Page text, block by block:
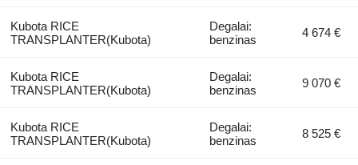
Kubota RICE
TRANSPLANTER(Kubota)
Degalai:
benzinas
4 674 €
Kubota RICE
TRANSPLANTER(Kubota)
Degalai:
benzinas
9 070 €
Kubota RICE
TRANSPLANTER(Kubota)
Degalai:
benzinas
8 525 €